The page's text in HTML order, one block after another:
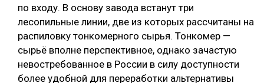
по входу. В основу завода встанут три
лесопильные линии, две из которых рассчитаны на
распиловку тонкомерного сырья. Тонкомер —
сырьё вполне перспективное, однако зачастую
невостребованное в России в силу доступности
более удобной для переработки альтернативы